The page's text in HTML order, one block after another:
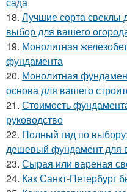
18. Лучшие сорта свеклы
выбор для вашего
19. Монолитная
фундамента
20. Монолитная
основа для вашего
21. Стоимость
руководство
22. Полный гид по
дешевый фундамент для
23. Сырая или вареная
24. Как Санкт-Петербург